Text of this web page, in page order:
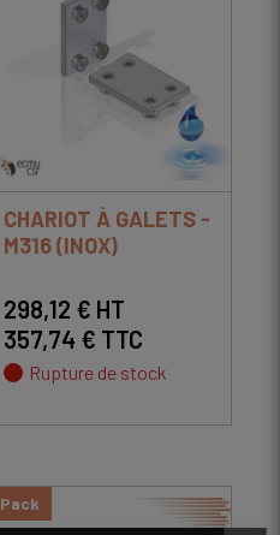
CHARIOT À GALETS -
M316 (INOX)
298,12 € HT
357,74 € TTC
Rupture de stock
Pack